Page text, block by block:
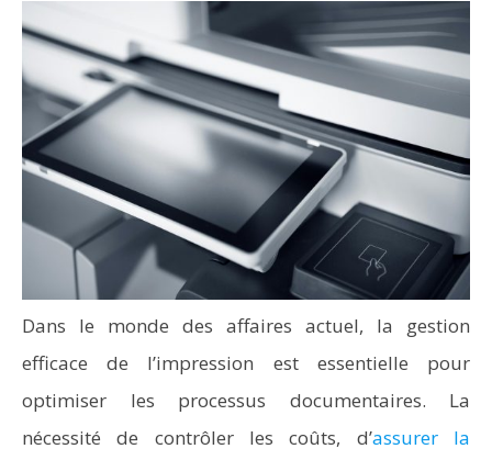
Dans le monde des affaires actuel, la gestion
efficace de l’impression est essentielle pour
optimiser les processus documentaires. La
nécessité de contrôler les coûts, d’assurer la